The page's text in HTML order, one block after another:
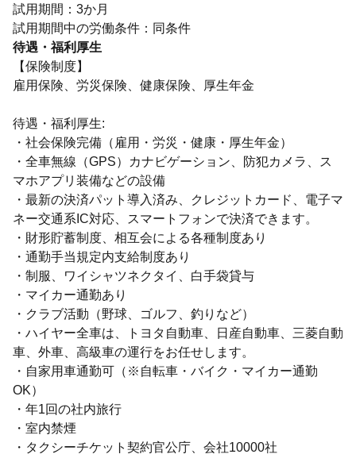
試用期間：3か月
試用期間中の労働条件：同条件
待遇・福利厚生
【保険制度】
雇用保険、労災保険、健康保険、厚生年金
待遇・福利厚生:
・社会保険完備（雇用・労災・健康・厚生年金）
・全車無線（GPS）カナビゲーション、防犯カメラ、ス
マホアプリ装備などの設備
・最新の決済パット導入済み、クレジットカード、電子マ
ネー交通系IC対応、スマートフォンで決済できます。
・財形貯蓄制度、相互会による各種制度あり
・通勤手当規定内支給制度あり
・制服、ワイシャツネクタイ、白手袋貸与
・マイカー通勤あり
・クラブ活動（野球、ゴルフ、釣りなど）
・ハイヤー全車は、トヨタ自動車、日産自動車、三菱自動
車、外車、高級車の運行をお任せします。
・自家用車通勤可（※自転車・バイク・マイカー通勤
OK）
・年1回の社内旅行
・室内禁煙
・タクシーチケット契約官公庁、会社10000社